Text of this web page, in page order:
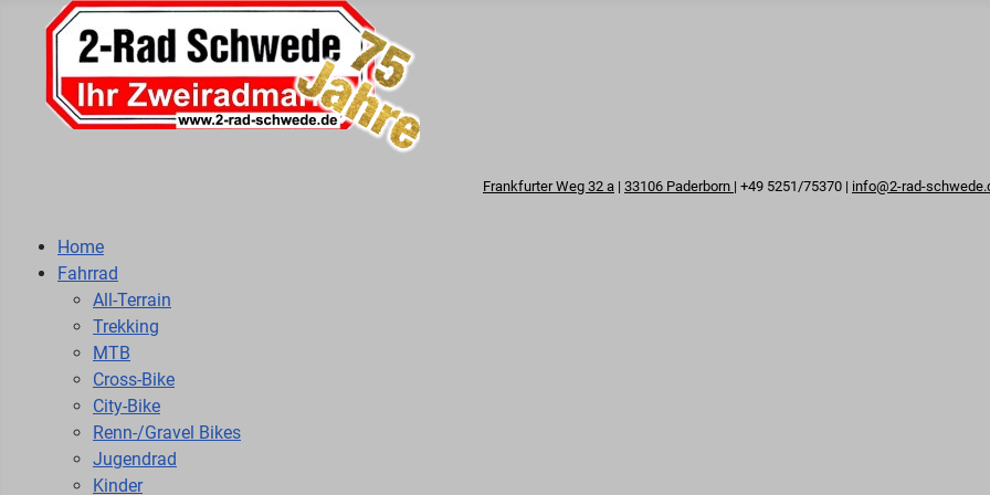
Frankfurter Weg 32 a | 33106 Paderborn | +49 5251/75370 | info@2-rad-
Home
Fahrrad
All-Terrain
Trekking
MTB
Cross-Bike
City-Bike
Renn-/Gravel Bikes
Jugendrad
Kinder